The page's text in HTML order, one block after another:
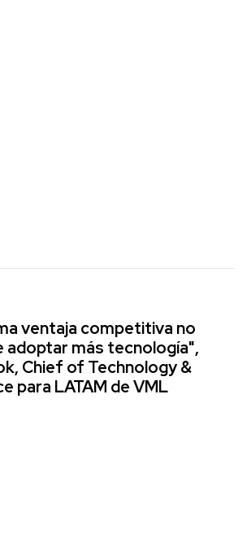
ventaja competitiva no
adoptar más tecnología",
Chief of Technology &
para LATAM de VML